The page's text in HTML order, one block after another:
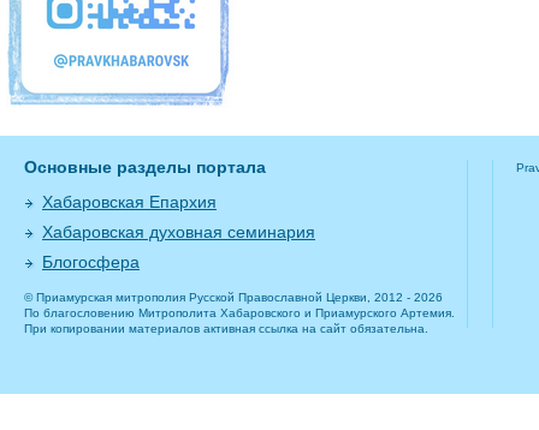
Основные разделы портала
Хабаровская Епархия
Хабаровская духовная семинария
Блогосфера
© Приамурская митрополия Русской Православной Церкви, 2012 - 2026
По благословению Митрополита Хабаровского и Приамурского Артемия.
При копировании материалов активная ссылка на сайт обязательна.